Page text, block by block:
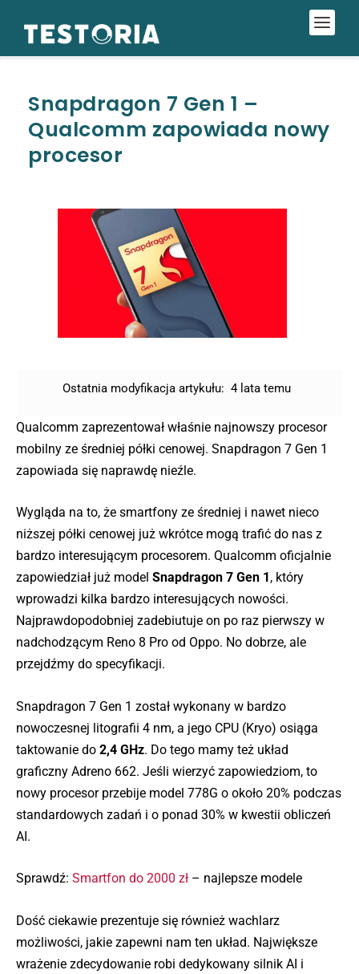
Snapdragon 7 Gen 1 –
Qualcomm zapowiada nowy
procesor
Ostatnia modyfikacja artykułu: 4 lata temu
Qualcomm zaprezentował właśnie najnowszy procesor
mobilny ze średniej półki cenowej. Snapdragon 7 Gen 1
zapowiada się naprawdę nieźle.
Wygląda na to, że smartfony ze średniej i nawet nieco
niższej półki cenowej już wkrótce mogą trafić do nas z
bardzo interesującym procesorem. Qualcomm oficjalnie
zapowiedział już model Snapdragon 7 Gen 1 , który
wprowadzi kilka bardzo interesujących nowości.
Najprawdopodobniej zadebiutuje on po raz pierwszy w
nadchodzącym Reno 8 Pro od Oppo. No dobrze, ale
przejdźmy do specyfikacji.
Snapdragon 7 Gen 1 został wykonany w bardzo
nowoczesnej litografii 4 nm, a jego CPU (Kryo) osiąga
taktowanie do 2,4 GHz. Do tego mamy też układ
graficzny Adreno 662. Jeśli wierzyć zapowiedziom, to
nowy procesor przebije model 778G o około 20% podczas
standardowych zadań i o ponad 30% w kwestii obliczeń
AI.
Sprawdź: Smartfon do 2000 zł – najlepsze modele
Dość ciekawie prezentuje się również wachlarz
możliwości, jakie zapewni nam ten układ. Największe
wrażenie zdecydowanie robi dedykowany silnik AI i